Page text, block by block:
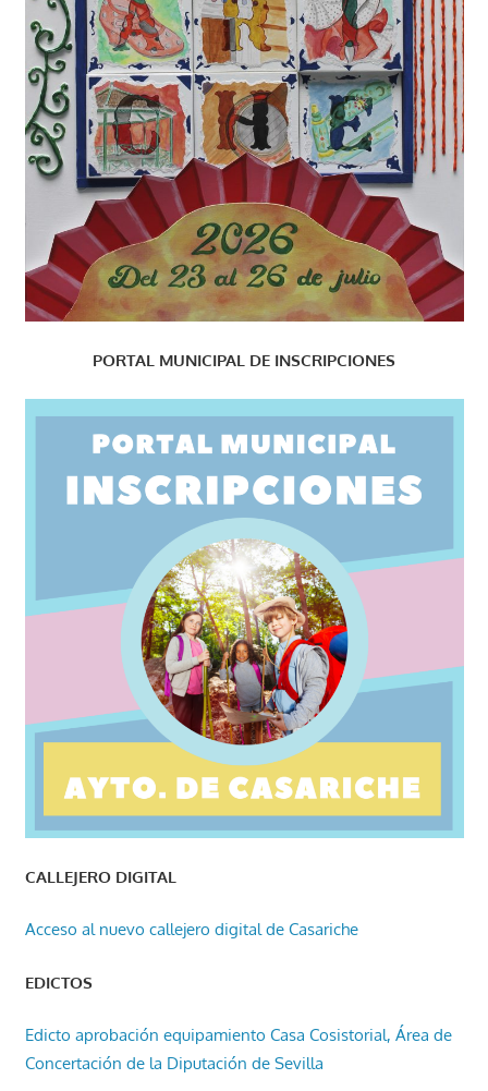
PORTAL MUNICIPAL DE INSCRIPCIONES
CALLEJERO DIGITAL
Acceso al nuevo callejero digital de Casariche
EDICTOS
Edicto aprobación equipamiento Casa Cosistorial, Área de
Concertación de la Diputación de Sevilla